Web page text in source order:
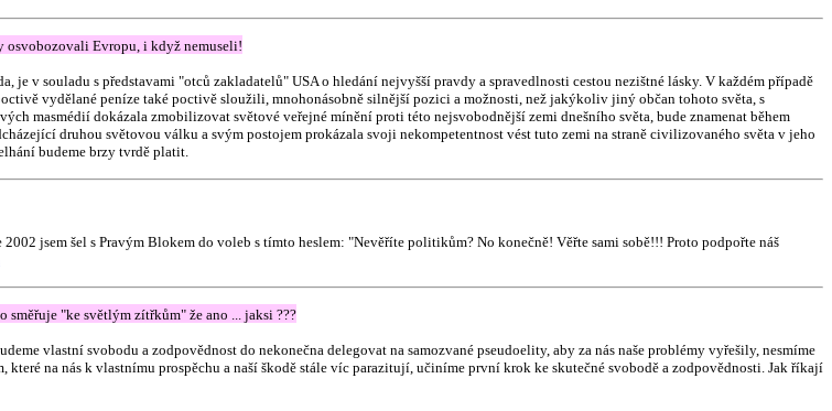
osvobozovali Evropu, i když nemuseli!
je v souladu s představami "otců zakladatelů" USA o hledání nejvyšší pravdy a spravedlnosti cestou nezištné lásky. V každém případě
vydělané peníze také poctivě sloužili, mnohonásobně silnější pozici a možnosti, než jakýkoliv jiný občan tohoto světa, s
masmédií dokázala zmobilizovat světové veřejné mínění proti této nejsvobodnější zemi dnešního světa, bude znamenat během
druhou světovou válku a svým postojem prokázala svoji nekompetentnost vést tuto zemi na straně civilizovaného světa v jeho
budeme brzy tvrdě platit.
jsem šel s Pravým Blokem do voleb s tímto heslem: "Nevěříte politikům? No konečně! Věřte sami sobě!!! Proto podpořte náš
směřuje "ke světlým zítřkům" že ano ... jaksi ???
vlastní svobodu a zodpovědnost do nekonečna delegovat na samozvané pseudoelity, aby za nás naše problémy vyřešily, nesmíme
na nás k vlastnímu prospěchu a naší škodě stále víc parazitují, učiníme první krok ke skutečné svobodě a zodpovědnosti. Jak říkají